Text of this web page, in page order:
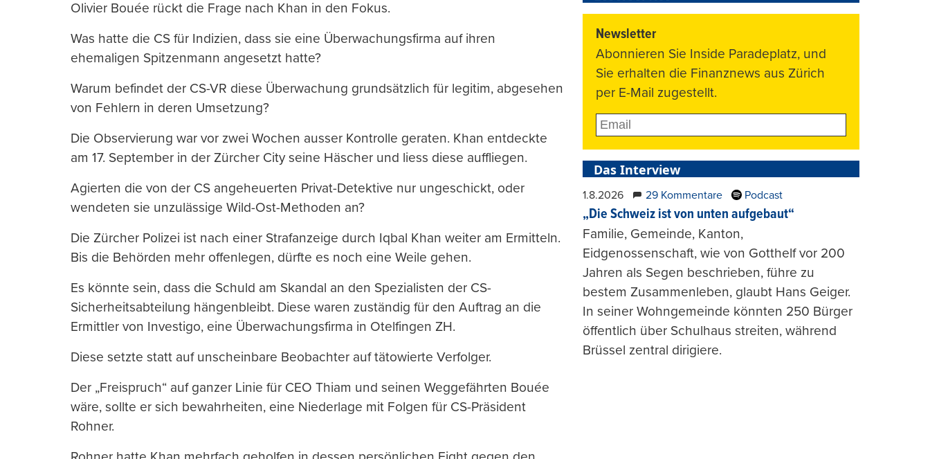
Olivier Bouée rückt die Frage nach Khan in den Fokus.
Was hatte die CS für Indizien, dass sie eine Überwachungsfirma auf ihren
ehemaligen Spitzenmann angesetzt hatte?
Warum befindet der CS-VR diese Überwachung grundsätzlich für legitim, abgesehen
von Fehlern in deren Umsetzung?
Die Observierung war vor zwei Wochen ausser Kontrolle geraten. Khan entdeckte
am 17. September in der Zürcher City seine Häscher und liess diese auffliegen.
Agierten die von der CS angeheuerten Privat-Detektive nur ungeschickt, oder
wendeten sie unzulässige Wild-Ost-Methoden an?
Die Zürcher Polizei ist nach einer Strafanzeige durch Iqbal Khan weiter am Ermitteln.
Bis die Behörden mehr offenlegen, dürfte es noch eine Weile gehen.
Es könnte sein, dass die Schuld am Skandal an den Spezialisten der CS-
Sicherheitsabteilung hängenbleibt. Diese waren zuständig für den Auftrag an die
Ermittler von Investigo, eine Überwachungsfirma in Otelfingen ZH.
Diese setzte statt auf unscheinbare Beobachter auf tätowierte Verfolger.
Der „Freispruch“ auf ganzer Linie für CEO Thiam und seinen Weggefährten Bouée
wäre, sollte er sich bewahrheiten, eine Niederlage mit Folgen für CS-Präsident
Rohner.
Newsletter
Abonnieren Sie Inside Paradeplatz, und
Sie erhalten die Finanznews aus Zürich
per E-Mail zugestellt.
Das Interview
1.8.2026 29 Kommentare Podcast
„Die Schweiz ist von unten aufgebaut“
Familie, Gemeinde, Kanton,
Eidgenossenschaft, wie von Gotthelf vor 200
Jahren als Segen beschrieben, führe zu
bestem Zusammenleben, glaubt Hans Geiger.
In seiner Wohngemeinde könnten 250 Bürger
öffentlich über Schulhaus streiten, während
Brüssel zentral dirigiere.